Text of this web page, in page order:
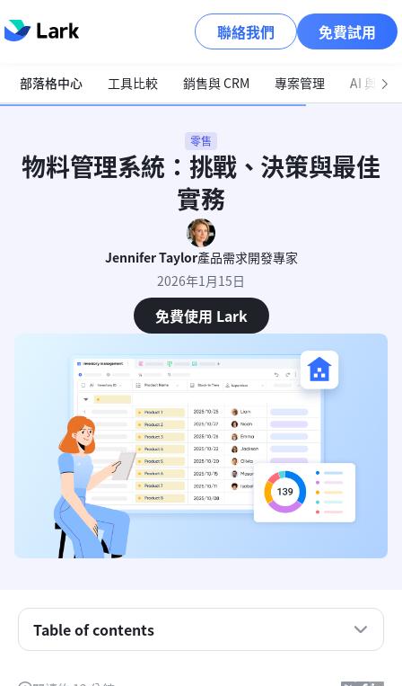
聯絡我們 免費試用
部落格中心 工具比較 銷售與 CRM 專案管理 AI 與自
零售
物料管理系統：挑戰、決策與最佳
實務
Jennifer Taylor產品需求開發專家
2026年1月15日
免費使用 Lark
Table of contents
什麼是物料管理系統